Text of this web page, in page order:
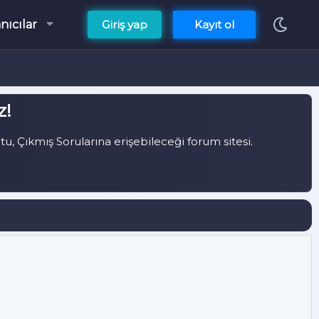
Giriş yap Kayıt ol
Sorularına erişebileceği forum sitesi.